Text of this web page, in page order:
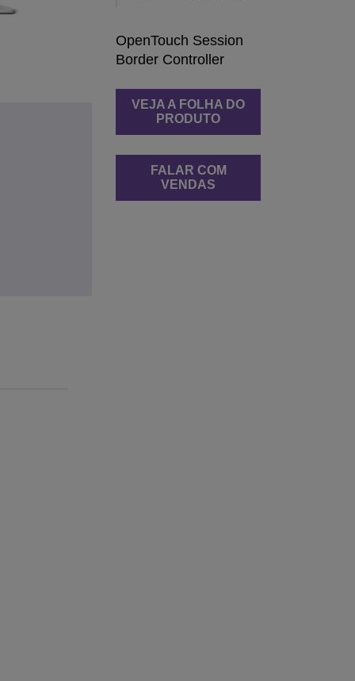
OpenTouch Session
Border Controller
VEJA A FOLHA DO
PRODUTO
FALAR COM
VENDAS